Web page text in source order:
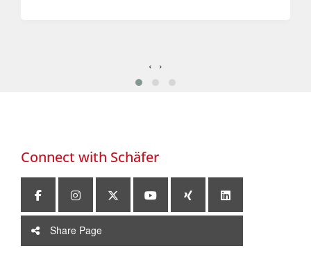
‹ ›
Connect with Schäfer
Share Page